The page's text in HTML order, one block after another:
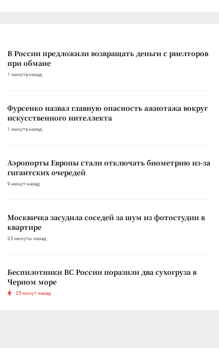
В России предложили возвращать деньги с риелторов
при обмане
1 минута назад
Фурсенко назвал главную опасность ажиотажа вокруг
искусственного интеллекта
1 минута назад
Аэропорты Европы стали отключать биометрию из-за
гигантских очередей
9 минут назад
Москвичка засудила соседей за шум из фотостудии в
квартире
23 минуты назад
Беспилотники ВС России поразили два сухогруза в
Черном море
25 минут назад